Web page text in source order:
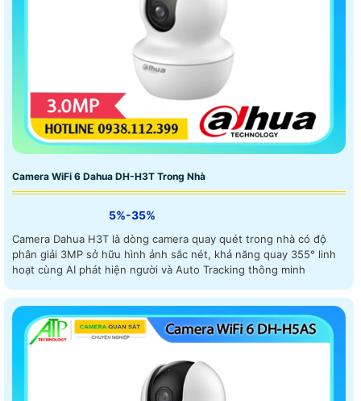
Camera WiFi 6 Dahua DH-H3T Trong Nhà
5%-35%
Camera Dahua H3T là dòng camera quay quét trong nhà có độ
phân giải 3MP sở hữu hình ảnh sắc nét, khả năng quay 355° linh
hoạt cùng AI phát hiện người và Auto Tracking thông minh